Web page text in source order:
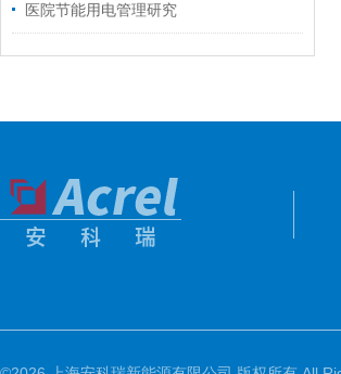
医院节能用电管理研究